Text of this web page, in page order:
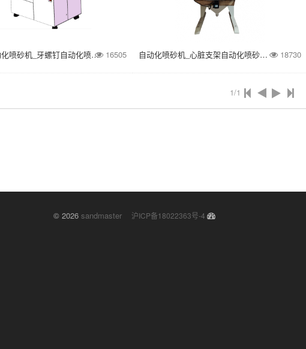
60IN+自动化喷砂机_牙螺钉自动化喷砂机_牙种植体自动化喷砂机 16505 自动化喷砂机_心脏支架自动化喷砂机_血管支架自动化喷砂机 18730
1/1
© 2026 sandmaster 沪ICP备18022363号-4